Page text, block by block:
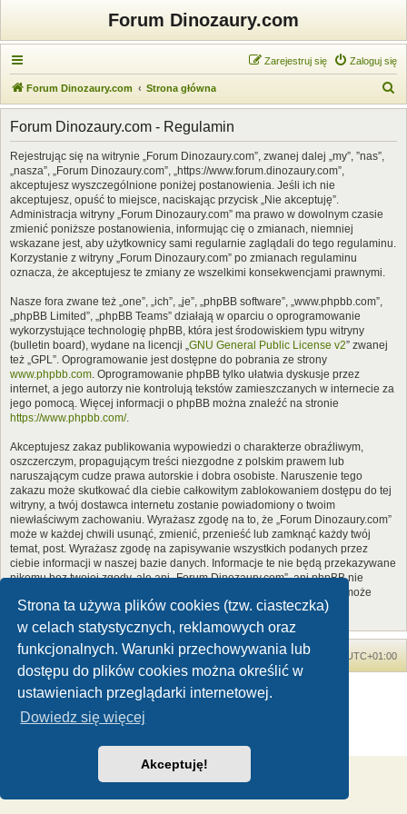
Strona ta używa plików cookies (tzw. ciasteczka)
w celach statystycznych, reklamowych oraz
funkcjonalnych. Warunki przechowywania lub
dostępu do plików cookies można określić w
ustawieniach przeglądarki internetowej.
Dowiedz się więcej
Akceptuję!
Forum Dinozaury.com
Zaloguj się
Zarejestruj się
Forum Dinozaury.com Strona główna
z
Forum Dinozaury.com - Regulamin
Rejestrując się na witrynie „Forum Dinozaury.com”, zwanej dalej „my”, ”nas”,
„nasza”, „Forum Dinozaury.com”, „https://www.forum.dinozaury.com”,
akceptujesz wyszczególnione poniżej postanowienia. Jeśli ich nie
akceptujesz, opuść to miejsce, naciskając przycisk „Nie akceptuję”.
Administracja witryny „Forum Dinozaury.com” ma prawo w dowolnym czasie
zmienić poniższe postanowienia, informując cię o zmianach, niemniej
wskazane jest, aby użytkownicy sami regularnie zaglądali do tego regulaminu.
Korzystanie z witryny „Forum Dinozaury.com” po zmianach regulaminu
oznacza, że akceptujesz te zmiany ze wszelkimi konsekwencjami prawnymi.
Nasze fora zwane też „one”, „ich”, „je”, „phpBB software”, „www.phpbb.com”,
„phpBB Limited”, „phpBB Teams” działają w oparciu o oprogramowanie
wykorzystujące technologię phpBB, która jest środowiskiem typu witryny
(bulletin board), wydane na licencji „GNU General Public License v2” zwanej
też „GPL”. Oprogramowanie jest dostępne do pobrania ze strony
www.phpbb.com. Oprogramowanie phpBB tylko ułatwia dyskusje przez
internet, a jego autorzy nie kontrolują tekstów zamieszczanych w internecie za
jego pomocą. Więcej informacji o phpBB można znaleźć na stronie
https://www.phpbb.com/.
Akceptujesz zakaz publikowania wypowiedzi o charakterze obraźliwym,
oszczerczym, propagującym treści niezgodne z polskim prawem lub
naruszającym cudze prawa autorskie i dobra osobiste. Naruszenie tego
zakazu może skutkować dla ciebie całkowitym zablokowaniem dostępu do tej
witryny, a twój dostawca internetu zostanie powiadomiony o twoim
niewłaściwym zachowaniu. Wyrażasz zgodę na to, że „Forum Dinozaury.com”
może w każdej chwili usunąć, zmienić, przenieść lub zamknąć każdy twój
temat, post. Wyrażasz zgodę na zapisywanie wszystkich podanych przez
ciebie informacji w naszej bazie danych. Informacje te nie będą przekazywane
nikomu bez twojej zgody, ale ani „Forum Dinozaury.com”, ani phpBB nie
ponosi odpowiedzialności za włamania do witryny, podczas których może
dojść do kradzieży danych.
Forum Dinozaury.com Strona główna Strefa czasowa UTC+01:00
Dinozaury.com© 2006-2020
Polski pakiet językowy dostarcza